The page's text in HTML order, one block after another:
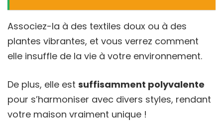
Associez-la à des textiles doux ou à des
plantes vibrantes, et vous verrez comment
elle insuffle de la vie à votre environnement.
De plus, elle est suffisamment polyvalente
pour s’harmoniser avec divers styles, rendant
votre maison vraiment unique !